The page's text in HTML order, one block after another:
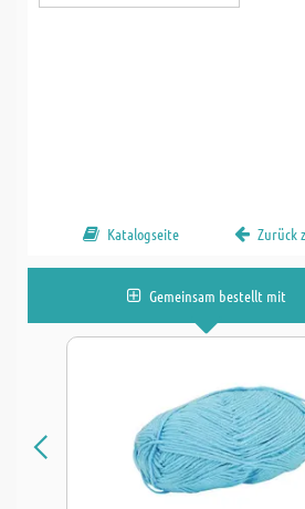
Katalogseite Zurück
Gemeinsam bestellt mit